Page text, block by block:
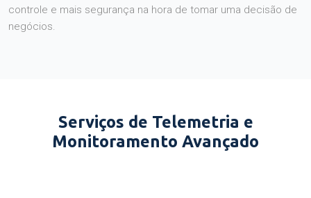
controle e mais segurança na hora de tomar uma decisão de
negócios.
Serviços de Telemetria e
Monitoramento Avançado